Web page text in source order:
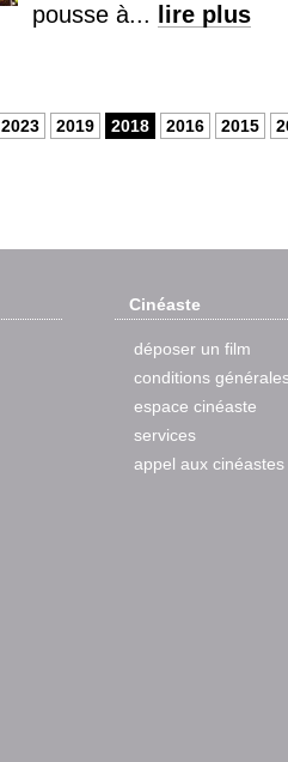
pousse à...
lire plus
2023 2019 2018 2016 2015
Cinéaste
déposer un film
conditions
espace cinéaste
services
appel aux cinéastes